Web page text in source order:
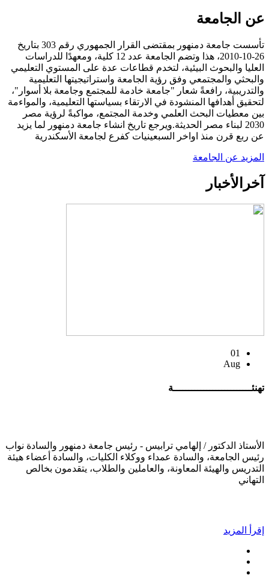
عن الجامعة
تأسست جامعة دمنهور بمقتضى القرار الجمهوري رقم 303 بتاريخ
26-10-2010، هذا وتضم الجامعة عدد 12 كلية، ومعهدًا للدراسات
العليا والبحوث البيئية، لتخدم قطاعات عدة على المستوي التعليمي
والبحثي والمجتمعي وفق رؤية الجامعة واستراتيجيتها التعليمية
والتدريبية، رافعةً شعار "جامعة خادمة للمجتمع وجامعة بلا أسوار"،
لتحقيق أهدافها المنشودة في الارتقاء بسياستها التعليمية، والمواءمة
بين معطيات البحث العلمي وخدمة المجتمع، مواكبةً لرؤية مصر
2030 لبناء مصر الحديثة.ويرجع تاريخ انشاء جامعة دمنهور لما يزيد
عن ربع قرن منذ اواخر السبعينيات كفرع لجامعة الأسكندرية
المزيد عن الجامعة
آخر الأخبار
01
Aug
تهنئــــــــــــــــــــــــــة
الأستاذ الدكتور / إلهامي ترابيس - رئيس جامعة دمنهور والسادة نواب
رئيس الجامعة، والسادة عمداء ووكلاء الكليات، والسادة أعضاء هيئة
التدريس والهيئة المعاونة، والعاملين والطلاب، يتقدمون بخالص
التهاني
إقرأ المزيد